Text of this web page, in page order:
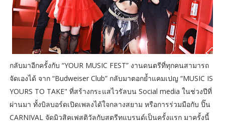
กลับมาอีกครั้งกับ “YOUR MUSIC FEST” งานดนตรีที่ทุกคนสามารถ
จัดเองได้ จาก “Budweiser Club” กลับมาตอกย้ำแคมเปญ “MUSIC IS
YOURS TO TAKE" ที่สร้างกระแสไวรัลบน Social media ในช่วงปีที่
ผ่านมา ทั้งบิลบอร์ดเปิดเพลงได้ใจกลางสยาม หรือการร่วมมือกับ ปิ๊น
CARNIVAL จัดมิวสิคเฟสติวัลกับสตรีทแบรนด์เป็นครั้งแรก มาครั้งนี้